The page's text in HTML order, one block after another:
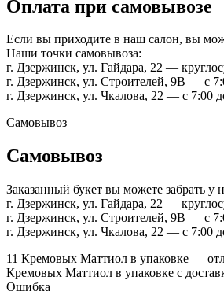
Оплата при самовывозе
Если вы приходите в наш салон, вы
Наши точки самовывоза:
г. Дзержинск, ул. Гайдара, 22 —
г. Дзержинск, ул. Строителей, 9В — с
г. Дзержинск, ул. Чкалова, 22 — с 7:00
Самовывоз
Самовывоз
Заказанный букет вы можете забрать у
г. Дзержинск, ул. Гайдара, 22 —
г. Дзержинск, ул. Строителей, 9В — с
г. Дзержинск, ул. Чкалова, 22 — с 7:00
11 Кремовых Маттиол в упаковке —
Кремовых Маттиол в упаковке с
Ошибка